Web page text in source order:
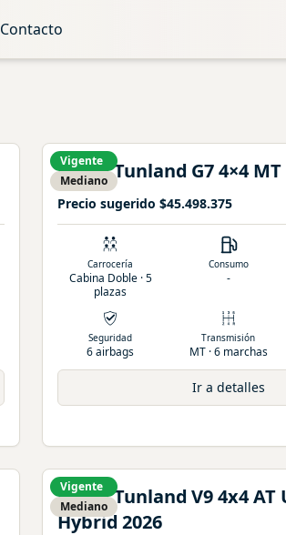
Contacto
Vigente
Mediano
FotonTunland G7 4×4
Precio sugerido $45.498.375
Carrocería
Cabina Doble · 5
plazas
Consumo
-
Seguridad
6 airbags
Transmisión
MT · 6 marchas
Ir a detalles
Vigente
Mediano
FotonTunlandV9 4x4
Hybrid2026